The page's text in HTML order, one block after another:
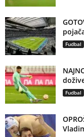
Fudbal
Fudbal